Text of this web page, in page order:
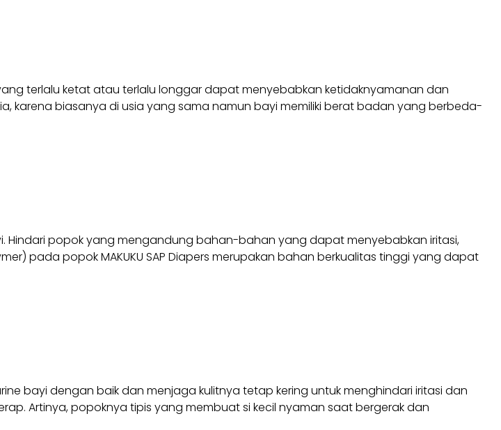
terlalu ketat atau terlalu longgar dapat menyebabkan ketidaknyamanan dan
karena biasanya di usia yang sama namun bayi memiliki berat badan yang berbeda-
popok yang mengandung bahan-bahan yang dapat menyebabkan iritasi,
pada popok MAKUKU SAP Diapers merupakan bahan berkualitas tinggi yang dapat
bayi dengan baik dan menjaga kulitnya tetap kering untuk menghindari iritasi dan
Artinya, popoknya tipis yang membuat si kecil nyaman saat bergerak dan